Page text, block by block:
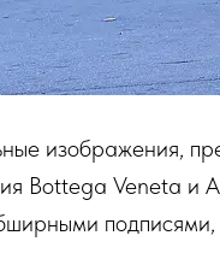
изображения,
Bottega Veneta и